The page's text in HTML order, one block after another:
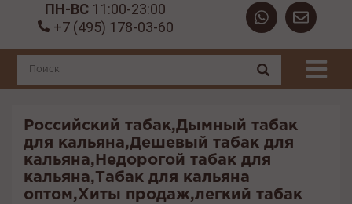
ПН-ВС 11:00-23:00
+7 (495) 178-03-60
Российский табак,Дымный табак
для кальяна,Дешевый табак для
кальяна,Недорогой табак для
кальяна,Табак для кальяна
оптом,Хиты продаж,легкий табак